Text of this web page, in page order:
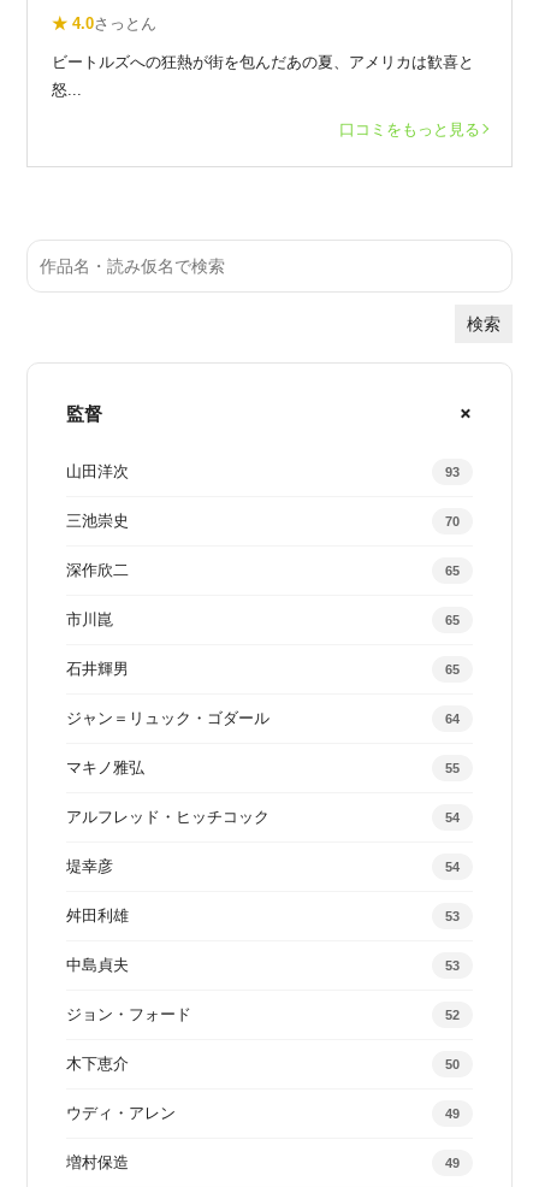
★ 4.0さっとん
ビートルズへの狂熱が街を包んだあの夏、アメリカは歓喜と
怒...
口コミをもっと見る
検索
監督
山田洋次 93
三池崇史 70
深作欣二 65
市川崑 65
石井輝男 65
ジャン＝リュック・ゴダール 64
マキノ雅弘 55
アルフレッド・ヒッチコック 54
堤幸彦 54
舛田利雄 53
中島貞夫 53
ジョン・フォード 52
木下恵介 50
ウディ・アレン 49
増村保造 49